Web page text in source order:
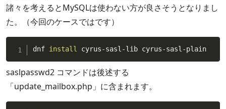
諸々を考えるとMySQLは使わない方が良さそうとなりまし
た。（今回のケースではです）
dnf install cyrus-sasl-lib cyrus-sasl-plain
saslpasswd2 コマンドは後述する
「update_mailbox.php」に含まれます。